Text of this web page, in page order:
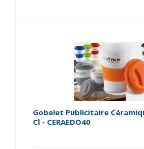
Gobelet Publicitaire
Cl - CERAEDO40